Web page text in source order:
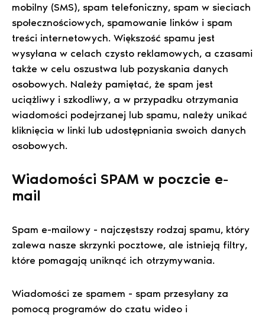
mobilny (SMS), spam telefoniczny, spam w sieciach
społecznościowych, spamowanie linków i spam
treści internetowych. Większość spamu jest
wysyłana w celach czysto reklamowych, a czasami
także w celu oszustwa lub pozyskania danych
osobowych. Należy pamiętać, że spam jest
uciążliwy i szkodliwy, a w przypadku otrzymania
wiadomości podejrzanej lub spamu, należy unikać
kliknięcia w linki lub udostępniania swoich danych
osobowych.
Wiadomości SPAM w poczcie e-
mail
Spam e-mailowy - najczęstszy rodzaj spamu, który
zalewa nasze skrzynki pocztowe, ale istnieją filtry,
które pomagają uniknąć ich otrzymywania.
Wiadomości ze spamem - spam przesyłany za
pomocą programów do czatu wideo i